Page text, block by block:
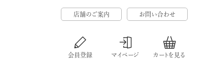
店舗のご案内 お問い合わせ
会員登録 マイページ カートを見る